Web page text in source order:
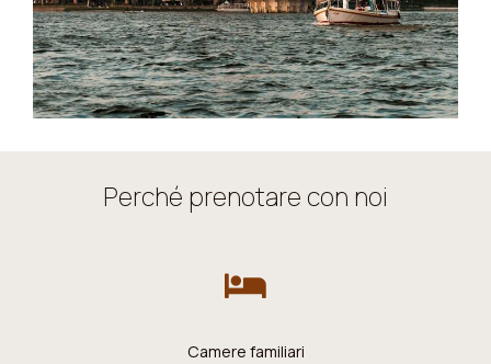
Perché prenotare con noi
Camere familiari